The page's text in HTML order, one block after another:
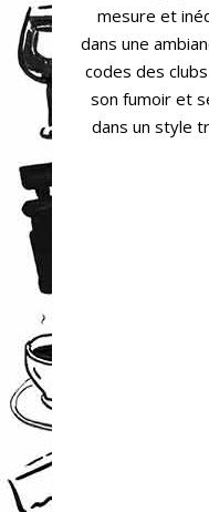
mesure et
dans une
codes des
son fumoir et
dans un style